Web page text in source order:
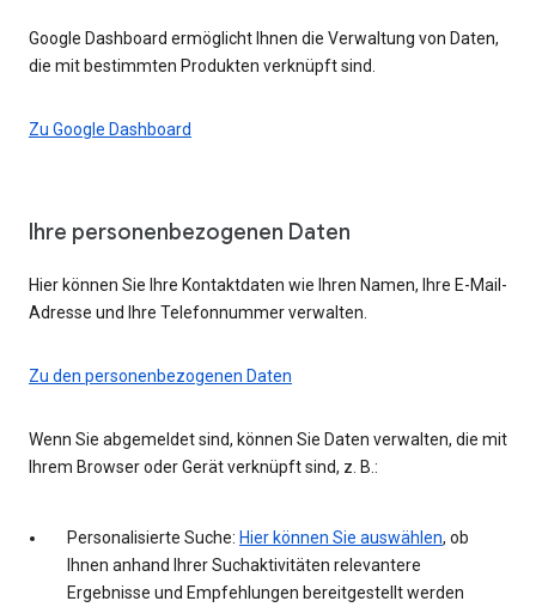
Google Dashboard ermöglicht Ihnen die Verwaltung von Daten,
die mit bestimmten Produkten verknüpft sind.
Zu Google Dashboard
Ihre personenbezogenen Daten
Hier können Sie Ihre Kontaktdaten wie Ihren Namen, Ihre E-Mail-
Adresse und Ihre Telefonnummer verwalten.
Zu den personenbezogenen Daten
Wenn Sie abgemeldet sind, können Sie Daten verwalten, die mit
Ihrem Browser oder Gerät verknüpft sind, z. B.:
Personalisierte Suche: Hier können Sie auswählen, ob
Ihnen anhand Ihrer Suchaktivitäten relevantere
Ergebnisse und Empfehlungen bereitgestellt werden